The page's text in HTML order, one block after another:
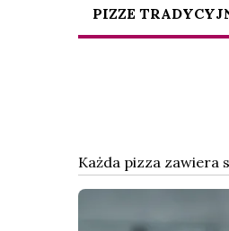
PIZZE
Każda pizza zawiera